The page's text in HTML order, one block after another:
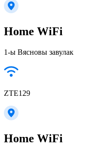
Home WiFi
1-ы Вясновы завулак
ZTE129
Home WiFi